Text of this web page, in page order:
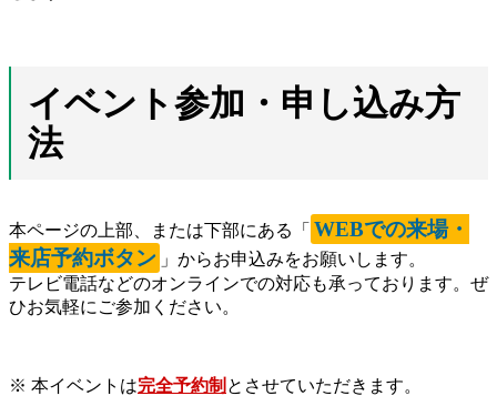
イベント参加・申し込み方
法
本ページの上部、または下部にある「 WEBでの来場・
来店予約ボタン 」からお申込みをお願いします。
テレビ電話などのオンラインでの対応も承っております。ぜ
ひお気軽にご参加ください。
※ 本イベントは完全予約制 とさせていただきます。